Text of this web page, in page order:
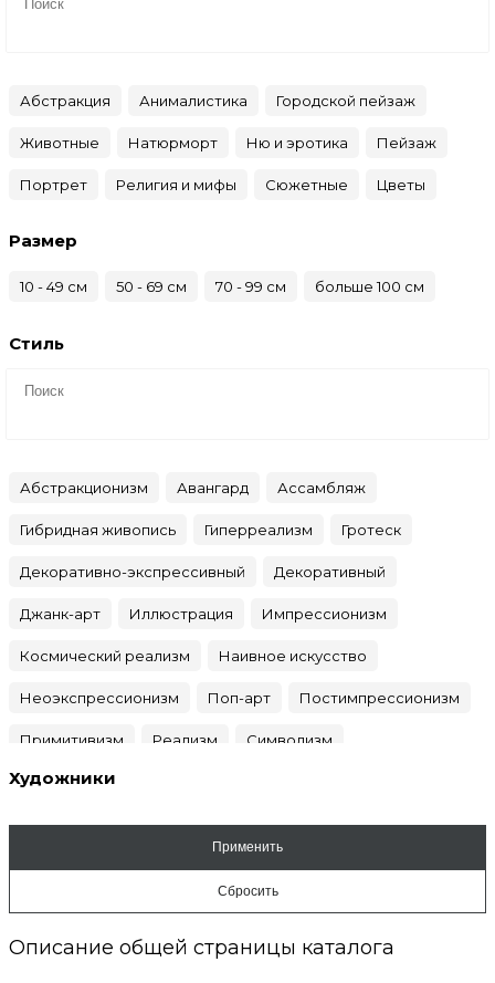
Абстракция Анималистика Городской пейзаж
Животные Натюрморт Ню и эротика Пейзаж
Портрет Религия и мифы Сюжетные Цветы
Размер
10 - 49 см 50 - 69 см 70 - 99 см больше 100 см
Стиль
Абстракционизм Авангард Ассамбляж
Гибридная живопись Гиперреализм Гротеск
Декоративно-экспрессивный Декоративный
Джанк-арт Иллюстрация Импрессионизм
Космический реализм Наивное искусство
Неоэкспрессионизм Поп-арт Постимпрессионизм
Примитивизм Реализм Символизм
Синтетический реализм
Цветная графика Экспрессионизм
Художники
Описание общей страницы каталога